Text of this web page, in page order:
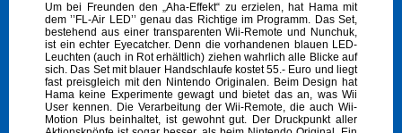
Um bei Freunden den „Aha-Effekt“ zu erzielen, hat Hama mit
dem ’’FL-Air LED’’ genau das Richtige im Programm. Das Set,
bestehend aus einer transparenten Wii-Remote und Nunchuk,
ist ein echter Eyecatcher. Denn die vorhandenen blauen LED-
Leuchten (auch in Rot erhältlich) ziehen wahrlich alle Blicke auf
sich. Das Set mit blauer Handschlaufe kostet 55.- Euro und liegt
fast preisgleich mit den Nintendo Originalen. Beim Design hat
Hama keine Experimente gewagt und bietet das an, was Wii
User kennen. Die Verarbeitung der Wii-Remote, die auch Wii-
Motion Plus beinhaltet, ist gewohnt gut. Der Druckpunkt aller